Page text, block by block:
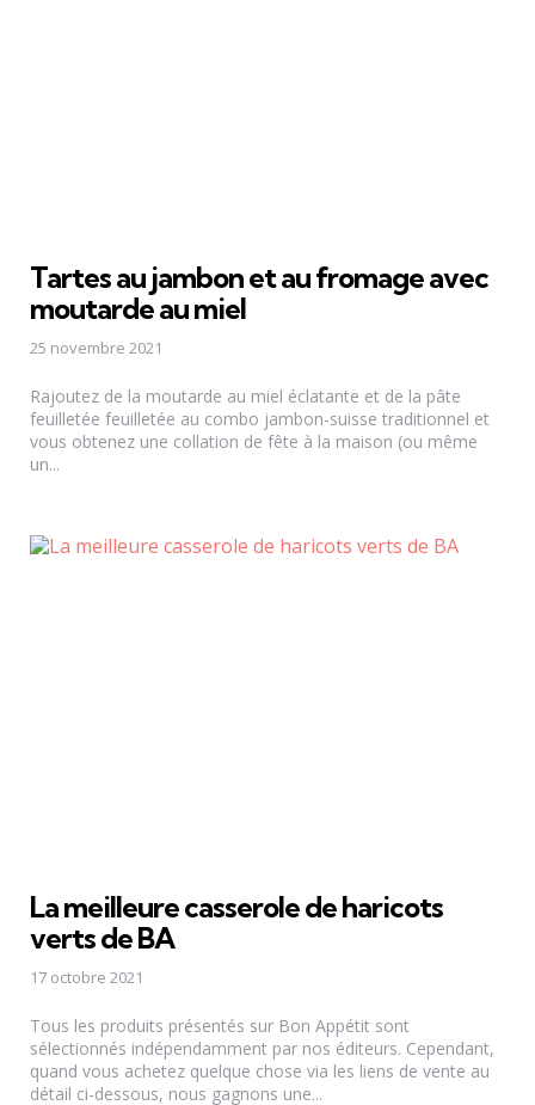
Tartes au jambon et au fromage avec
moutarde au miel
25 novembre 2021
Rajoutez de la moutarde au miel éclatante et de la pâte
feuilletée feuilletée au combo jambon-suisse traditionnel et
vous obtenez une collation de fête à la maison (ou même
un...
La meilleure casserole de haricots
verts de BA
17 octobre 2021
Tous les produits présentés sur Bon Appétit sont
sélectionnés indépendamment par nos éditeurs. Cependant,
quand vous achetez quelque chose via les liens de vente au
détail ci-dessous, nous gagnons une...